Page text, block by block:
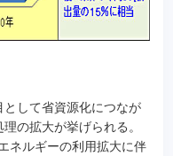
して省資源化につなが
の拡大が挙げられる。
ネルギーの利用拡大に伴